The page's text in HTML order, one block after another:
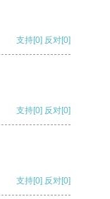
支持[0] 反对[0]
支持[0] 反对[0]
支持[0] 反对[0]